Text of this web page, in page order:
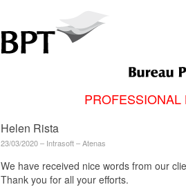
Helen Rista
23/03/2020 ‒ Intrasoft ‒ Atenas
We have received nice words from our
Thank you for all your efforts.